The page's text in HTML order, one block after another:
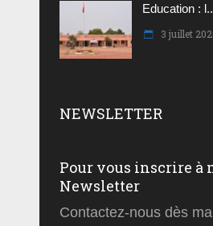
Education :
3 juillet
NEWSLETTER
Pour vous inscrire à
Newsletter
Contactez-nous dès